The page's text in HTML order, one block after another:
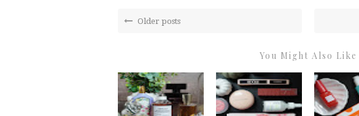
Older posts
You Might Also Like